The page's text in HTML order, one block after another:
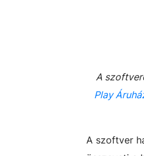
A
Play
A szoftver